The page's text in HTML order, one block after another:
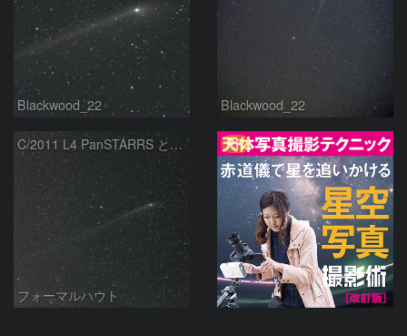
Blackwood_22 Blackwood_22
C/2011 L4 PanSTARRS と北極星
フォーマルハウト
PR